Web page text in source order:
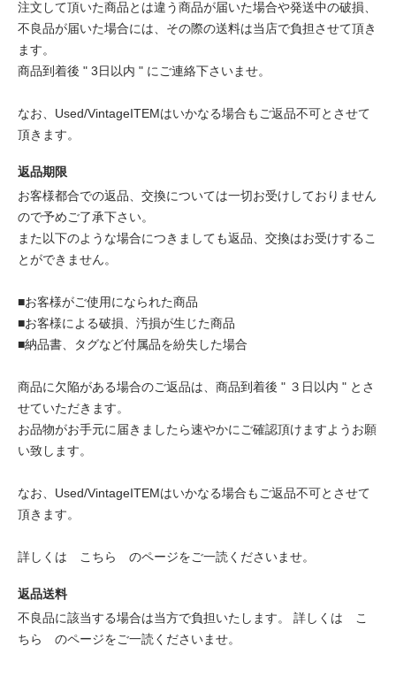
注文して頂いた商品とは違う商品が届いた場合や発送中の破損、
不良品が届いた場合には、その際の送料は当店で負担させて頂き
ます。
商品到着後 " 3日以内 " にご連絡下さいませ。
なお、Used/VintageITEMはいかなる場合もご返品不可とさせて
頂きます。
返品期限
お客様都合での返品、交換については一切お受けしておりません
ので予めご了承下さい。
また以下のような場合につきましても返品、交換はお受けするこ
とができません。
■お客様がご使用になられた商品
■お客様による破損、汚損が生じた商品
■納品書、タグなど付属品を紛失した場合
商品に欠陥がある場合のご返品は、商品到着後 " ３日以内 " とさ
せていただきます。
お品物がお手元に届きましたら速やかにご確認頂けますようお願
い致します。
なお、Used/VintageITEMはいかなる場合もご返品不可とさせて
頂きます。
詳しくは こちら のページをご一読くださいませ。
返品送料
不良品に該当する場合は当方で負担いたします。 詳しくは
こ
ちら
のページをご一読くださいませ。